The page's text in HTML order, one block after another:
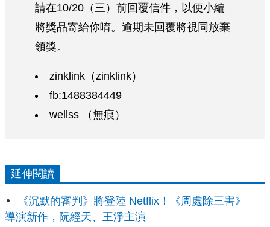
請在10/20（三）前回覆信件，以便小編
將獎品寄給你唷。逾期未回覆將視同放棄
領獎。
zinklink（zinklink）
fb:1488384449
wellss （無痕）
延伸閱讀
《沉默的審判》將登陸 Netflix！《周處除三害》
導演新作，阮經天、王淨主演